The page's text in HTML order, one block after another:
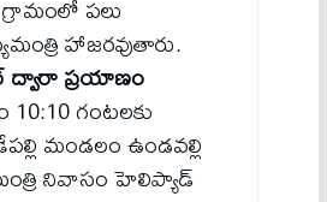
పలు
హాజరవుతారు.
ద్వారా ప్రయాణం
గంటలకు
మండలం ఉండవల్లి
నివాసం హెలిప్యాడ్